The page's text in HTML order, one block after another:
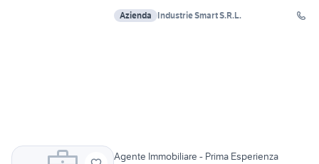
Azienda Industrie Smart S.R.L.
Agente Immobiliare - Prima Esperienza